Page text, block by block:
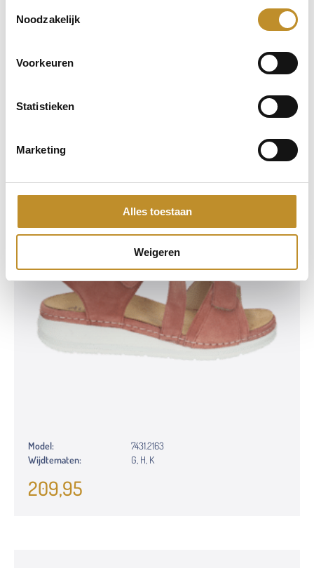
Noodzakelijk
Voorkeuren
Statistieken
Marketing
Alles toestaan
Weigeren
Wijdtematen:
Model:
7431.2163
Wijdtematen:
G, H, K
209,95